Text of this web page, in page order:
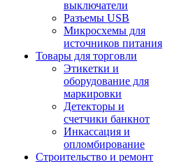
выключатели
Разъемы USB
Микросхемы для
источников питания
Товары для торговли
Этикетки и
оборудование для
маркировки
Детекторы и
счетчики банкнот
Инкассация и
опломбирование
Строительство и ремонт